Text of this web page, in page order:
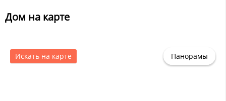
Дом на карте
Искать на карте Панорамы